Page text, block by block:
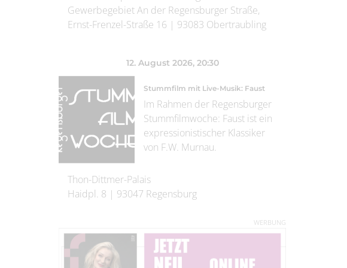
Gewerbegebiet An der Regensburger Straße,
Ernst-Frenzel-Straße 16 | 93083 Obertraubling
12. August 2026, 20:30
Stummfilm mit Live-Musik: Faust
Im Rahmen der Regensburger
Stummfilmwoche: Faust ist ein
expressionistischer Klassiker
von F.W. Murnau.
Thon-Dittmer-Palais
Haidpl. 8 | 93047 Regensburg
WERBUNG